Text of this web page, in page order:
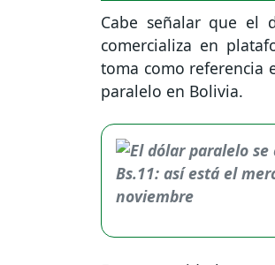
Cabe señalar que el
comercializa en
toma como referencia
paralelo en Bolivia.